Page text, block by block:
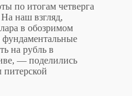
по итогам четверга
наш взгляд,
в обозримом
фундаментальные
на рубль в
— поделились
питерской